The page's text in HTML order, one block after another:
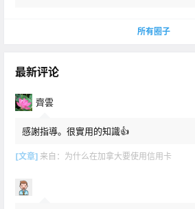
所有圈子
最新评论
齊雲
感謝指導。很實用的知識👍
[文章] 来自： 为什么在加拿大要使用信用卡